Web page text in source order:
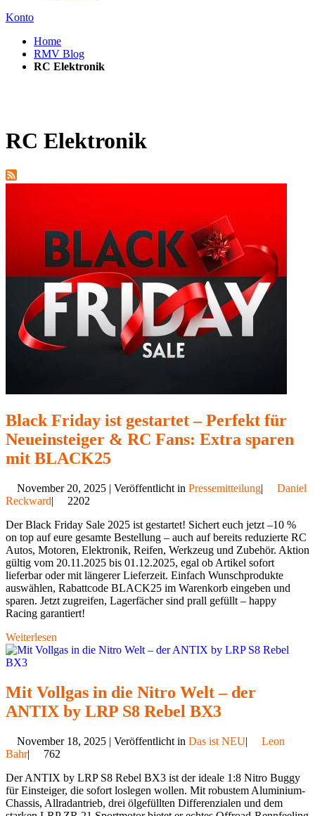
Konto
Home
RMV Blog
RC Elektronik
RC Elektronik
Black Friday ist gestartet – Perfekt für
Neueinsteiger & RC Fans: Extra sparen
mit BLACK25
November 20, 2025 | Veröffentlicht in Pressemitteilung|
Daniel
Reckward|
2202
Der Black Friday Sale 2025 ist gestartet! Sichert euch jetzt –10 %
on top auf eure gesamte Bestellung – auch auf bereits reduzierte RC
Autos, Motoren, Elektronik, Reifen, Werkzeug und Zubehör. Aktion
gültig vom 20.11.2025 bis 01.12.2025, egal ob Artikel sofort
lieferbar oder mit längerer Lieferzeit. Einfach Wunschprodukte
auswählen, Rabattcode BLACK25 im Warenkorb eingeben und
sparen. Jetzt zugreifen, Lagerfächer sind prall gefüllt – happy
Racing garantiert!
Weiterlesen
Mit Vollgas in die Nitro Welt – der
ANTIX by LRP S8 Rebel BX3
November 18, 2025 | Veröffentlicht in Das ist NEU|
Leon
Bahr|
762
Der ANTIX by LRP S8 Rebel BX3 ist der ideale 1:8 Nitro Buggy
für Einsteiger, die sofort loslegen wollen. Mit robustem Aluminium-
Chassis, Allradantrieb, drei ölgefüllten Differenzialen und dem